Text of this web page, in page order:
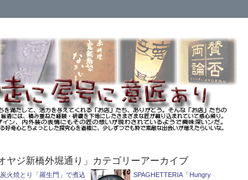
オヤジ新橋外堀通り」カテゴリーアーカイブ
炭火焼とり「羅生門」で煮込
SPAGHETTERIA「Hungry